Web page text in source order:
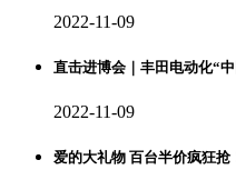
2022-11-09
直击进博会｜丰田电动化“
2022-11-09
爱的大礼物 百台半价疯狂抢